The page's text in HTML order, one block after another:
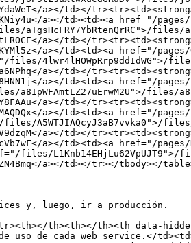
a></td></
a></td><td><a href="/
files/
a></td></
a></td><td><a href="/pages/
4lwr4lHOWpRrp9ddIdWG">/files/
a></td></
a></td><td><a href="/
files/
a></td></
a></td><td><a href="/
A5WTJIAQcyJ3aB7vvka0">/files/
a></td></
a></td><td><a href="/pages/
L1Knb14EHjLu62VpUJT9">/
a></td></tr></tbody></
y, luego, ir a producción.
th><th></th><th data-
de cada web service.</